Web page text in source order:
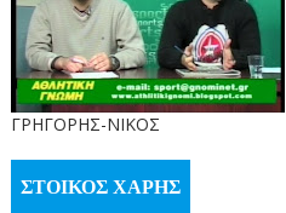
ΓΡΗΓΟΡΗΣ-ΝΙΚΟΣ
ΣΤΟΙΚΟΣ ΧΑΡΗΣ